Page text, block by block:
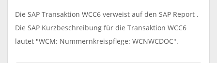
Die SAP Transaktion WCC6 verweist auf den SAP Report .
Die SAP Kurzbeschreibung für die Transaktion WCC6
lautet "WCM: Nummernkreispflege: WCNWCDOC".